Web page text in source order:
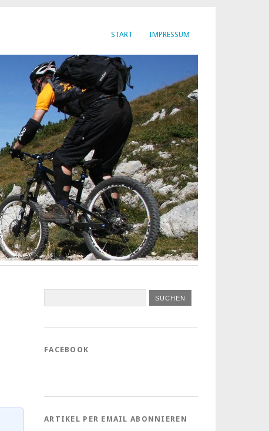
START IMPRESSUM
FACEBOOK
ARTIKEL PER EMAIL ABONNIEREN